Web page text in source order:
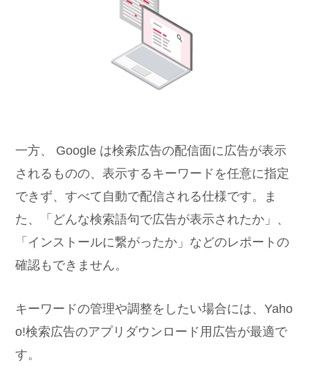
一方、 Google は検索広告の配信面に広告が表示
されるものの、表示するキーワードを任意に指定
できず、すべて自動で配信される仕様です。ま
た、「どんな検索語句で広告が表示されたか」、
「インストールに繋がったか」などのレポートの
確認もできません。
キーワードの管理や調整をしたい場合には、Yaho
o!検索広告のアプリダウンロード用広告が最適で
す。